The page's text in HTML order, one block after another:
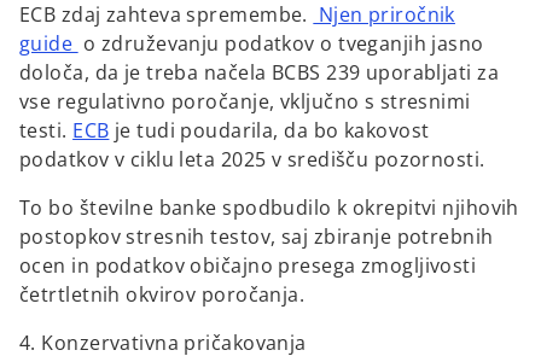
ECB zdaj zahteva spremembe. Njen priročnik
guide o združevanju podatkov o tveganjih jasno
določa, da je treba načela BCBS 239 uporabljati za
vse regulativno poročanje, vključno s stresnimi
testi. ECBo
p
n
s
i
n
je tudi poudarila, da bo kakovost
podatkov v ciklu leta 2025 v središču pozornosti.
To bo številne banke spodbudilo k okrepitvi njihovih
postopkov stresnih testov, saj zbiranje potrebnih
ocen in podatkov običajno presega zmogljivosti
četrtletnih okvirov poročanja.
4. Konzervativna pričakovanja